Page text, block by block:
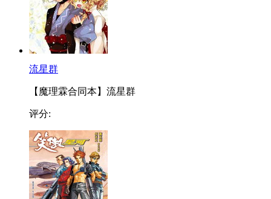
流星群
【魔理霖合同本】流星群
评分: